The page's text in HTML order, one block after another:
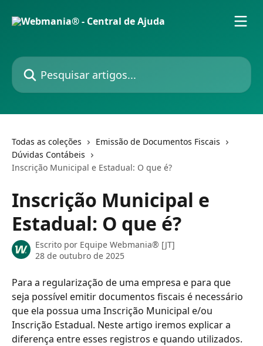
Pesquisar artigos...
Todas as coleções
Emissão de Documentos Fiscais
Dúvidas Contábeis
Inscrição Municipal e Estadual: O que é?
Inscrição Municipal e
Estadual: O que é?
Escrito por Equipe Webmania® [JT]
28 de outubro de 2025
Para a regularização de uma empresa e para que
seja possível emitir documentos fiscais é necessário
que ela possua uma Inscrição Municipal e/ou
Inscrição Estadual. Neste artigo iremos explicar a
diferença entre esses registros e quando utilizados.